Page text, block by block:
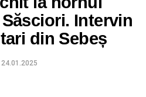
Intervin
din Sebeș
24.01.2025